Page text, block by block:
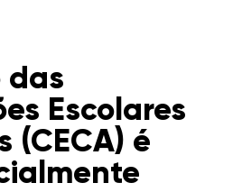
das
Escolares
(CECA) é